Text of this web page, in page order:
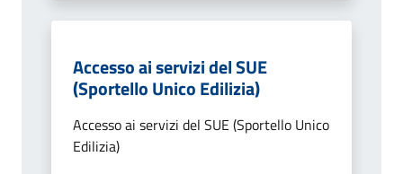
Accesso ai servizi del SUE
(Sportello Unico Edilizia)
Accesso ai servizi del SUE (Sportello Unico
Edilizia)